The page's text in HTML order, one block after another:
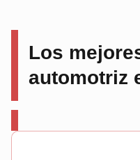
Los
automotriz